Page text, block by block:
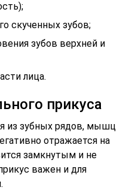
скученных зубов;
зубов верхней и
лица.
прикуса
из зубных рядов, мышц
отражается на
замкнутым и не
важен и для